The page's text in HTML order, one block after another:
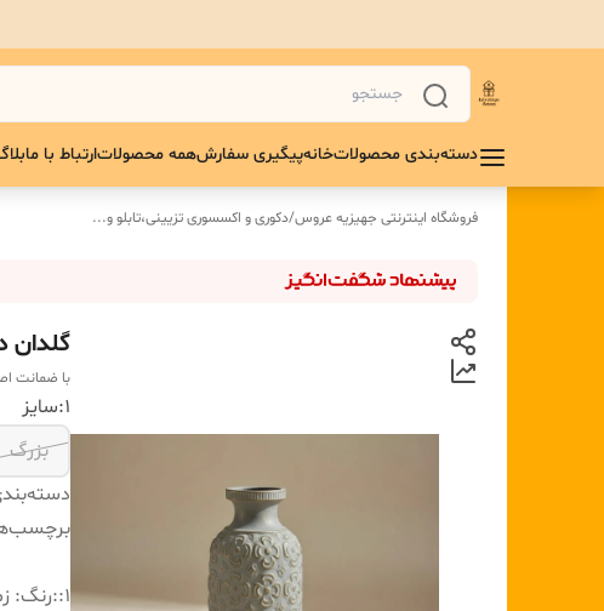
دسته‌بندی محصولاتخانهپیگیری سفارشهمه محصولاتارتباط با ما
فروشگاه اینترنتی جهیزیه عروس/دکوری و اکسسوری تزیینی،تابلو و...
گلدان
با ضمانت
۱:سایز
بزرگ
1:
:رنگ: